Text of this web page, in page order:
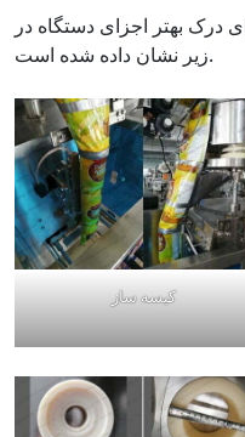
درک بهتر اجزای دستگاه در
زیر نشان داده شده است.
کیسه ساز